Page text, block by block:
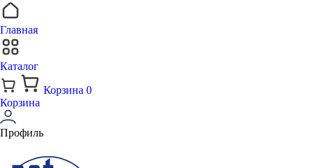
Главная
Каталог
Корзина 0
Корзина
Профиль